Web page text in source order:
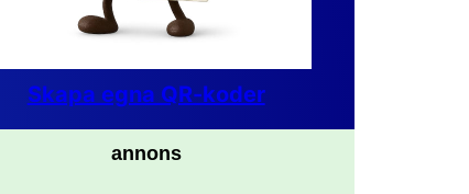
Skapa egna QR-koder
annons